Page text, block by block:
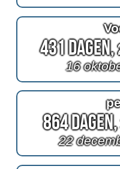
431 Dagen,
16
864
22